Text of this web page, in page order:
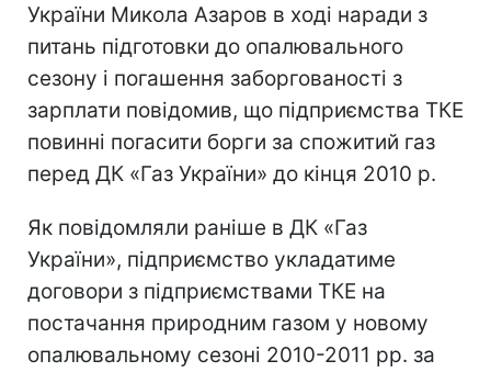
України Микола Азаров в ході наради з
питань підготовки до опалювального
сезону і погашення заборгованості з
зарплати повідомив, що підприємства ТКЕ
повинні погасити борги за спожитий газ
перед ДК «Газ України» до кінця 2010 р.
Як повідомляли раніше в ДК «Газ
України», підприємство укладатиме
договори з підприємствами ТКЕ на
постачання природним газом у новому
опалювальному сезоні 2010-2011 рр. за